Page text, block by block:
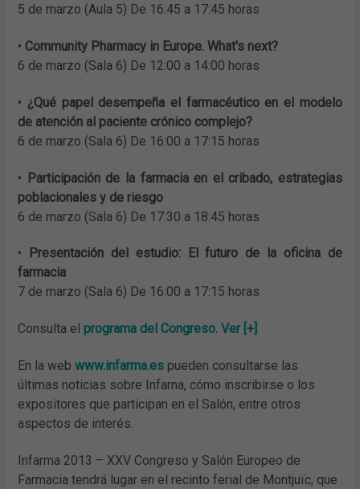
5 de marzo (Aula 5) De 16:45 a 17:45 horas
• Community Pharmacy in Europe. What's next?
6 de marzo (Sala 6) De 12:00 a 14:00 horas
• ¿Qué papel desempeña el farmacéutico en el modelo
de atención al paciente crónico complejo?
6 de marzo (Sala 6) De 16:00 a 17:15 horas
• Participación de la farmacia en el cribado, estrategias
poblacionales y de riesgo
6 de marzo (Sala 6) De 17:30 a 18:45 horas
•
Presentación del estudio: El futuro de la oficina de
farmacia
7 de marzo (Sala 6) De 16:00 a 17:15 horas
Consulta elprograma del Congreso. Ver [+]
En la webwww.infarma.es pueden consultarse las
últimas noticias sobre Infarna, cómo inscribirse o los
expositores que participan en el Salón, entre otros
aspectos de interés.
Infarma 2013 – XXV Congreso y Salón Europeo de
Farmacia tendrá lugar en el recinto ferial de Montjuïc, que